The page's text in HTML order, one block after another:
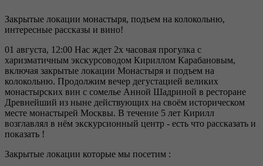
Закрытые локации монастыря, подъем на колокольню,
интересные рассказы и вино!
01 августа, 12:00 Нас ждет 2х часовая прогулка с
харизматичным экскурсоводом Кириллом Карабановым,
включая закрытые локации Монастыря и подъем на
колокольню. Продолжим вечер дегустацией великих
монастырских вин с сомелье Анной Шадриной в ресторане
Древнейший из ныне действующих на своём историческом
месте монастырей Москвы. В течение 5 лет Кирилл
возглавлял в нём экскурсионный центр - есть что рассказать и
показать !
Закрытые локации которые мы посетим :